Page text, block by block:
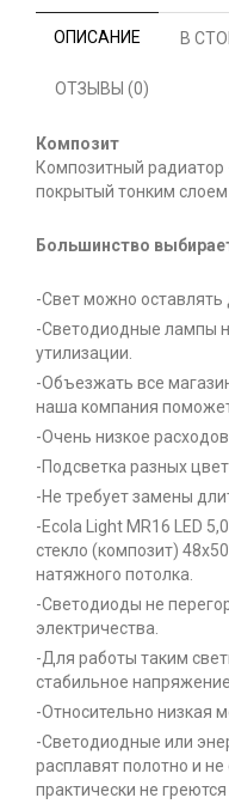
ОПИСАНИЕ В
ОТЗЫВЫ (0)
Композит
Композитный
покрытый тонким слоем
Большинство
-Свет можно оставлять
-Светодиодные лампы
утилизации.
-Объезжать все
наша компания
-Очень низкое
-Подсветка разных
-Не требует замены
-Ecola Light MR16 LED
стекло (композит)
натяжного потолка.
-Светодиоды не
электричества.
-Для работы таким
стабильное
-Относительно низкая
-Светодиодные или
расплавят полотно и
практически не